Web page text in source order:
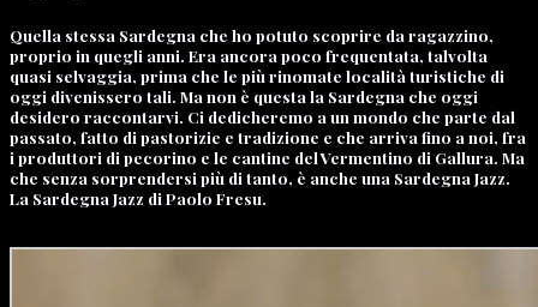
Quella stessa Sardegna che ho potuto scoprire da ragazzino,
proprio in quegli anni. Era ancora poco frequentata, talvolta
quasi selvaggia, prima che le più rinomate località turistiche di
oggi divenissero tali. Ma non è questa la Sardegna che oggi
desidero raccontarvi. Ci dedicheremo a un mondo che parte dal
passato, fatto di pastorizie e tradizione e che arriva fino a noi, fra
i produttori di pecorino e le cantine del Vermentino di Gallura. Ma
che senza sorprendersi più di tanto, è anche una Sardegna Jazz.
La Sardegna Jazz di Paolo Fresu.